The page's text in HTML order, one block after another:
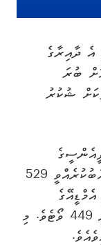
އެ ދާއިރާގެ
ބުރަ
ޝުކުރު
ކެންޑިޑޭޓު ސުހާ އިބްރާހީމް އިންތިޚާބު ކާމިޔާބުކުރެއްވީ 529
ކެންޑިޑޭޓް މުޙައްމަދު ޝާހިދުއަށް ލިބިފައިވަނީ 449 ވޯޓެވެ. މި